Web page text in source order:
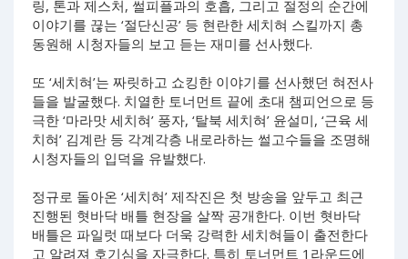
링, 톤과 제스처, 썰피플과의 호흡, 그리고 절정의 순간에
이야기를 끊는 ‘절단신공’ 등 현란한 세치혀 스킬까지 총
동원해 시청자들의 보고 듣는 재미를 선사했다.
또 ‘세치혀’는 짜릿하고 쇼킹한 이야기를 선사했던 혀전사
들을 발굴했다. 치열한 토너먼트 끝에 초대 챔피언으로 등
극한 ‘마라맛 세치혀’ 풍자, ‘탈북 세치혀’ 윤설미, ‘근육 세
치혀’ 김계란 등 각계각층 내로라하는 썰고수들을 조명해
시청자들의 입덕을 유발했다.
정규로 돌아온 ‘세치혀’ 제작진은 첫 방송을 앞두고 최근
진행된 혓바닥 배틀 현장을 살짝 공개한다. 이번 혓바닥
배틀은 파일럿 때보다 더욱 강력한 세치혀들이 출전한다
고 알려져 호기심을 자극한다. 특히 토너먼트 1라운드에